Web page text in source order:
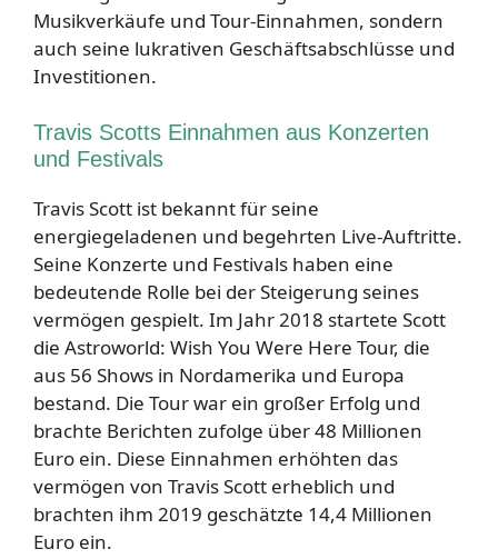
Musikverkäufe und Tour-Einnahmen, sondern
auch seine lukrativen Geschäftsabschlüsse und
Investitionen.
Travis Scotts Einnahmen aus Konzerten
und Festivals
Travis Scott ist bekannt für seine
energiegeladenen und begehrten Live-Auftritte.
Seine Konzerte und Festivals haben eine
bedeutende Rolle bei der Steigerung seines
vermögen gespielt. Im Jahr 2018 startete Scott
die Astroworld: Wish You Were Here Tour, die
aus 56 Shows in Nordamerika und Europa
bestand. Die Tour war ein großer Erfolg und
brachte Berichten zufolge über 48 Millionen
Euro ein. Diese Einnahmen erhöhten das
vermögen von Travis Scott erheblich und
brachten ihm 2019 geschätzte 14,4 Millionen
Euro ein.